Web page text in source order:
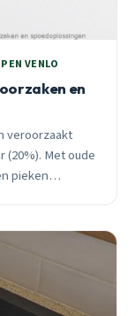
VENLO
en
veroorzaakt
(20%). Met oude
pieken